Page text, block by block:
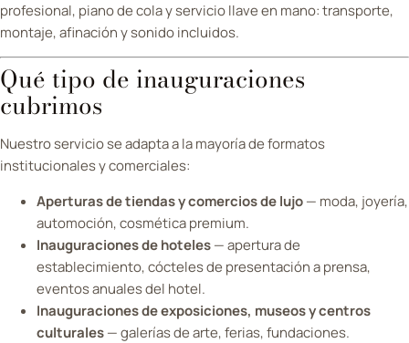
profesional, piano de cola y servicio llave en mano: transporte,
montaje, afinación y sonido incluidos.
Qué tipo de inauguraciones
cubrimos
Nuestro servicio se adapta a la mayoría de formatos
institucionales y comerciales:
Aperturas de tiendas y comercios de lujo— moda, joyería,
automoción, cosmética premium.
Inauguraciones de hoteles— apertura de
establecimiento, cócteles de presentación a prensa,
eventos anuales del hotel.
Inauguraciones de exposiciones, museos y centros
culturales— galerías de arte, ferias, fundaciones.